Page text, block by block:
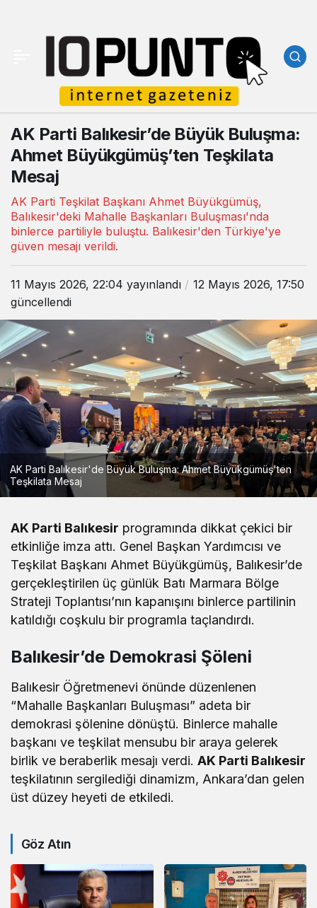
AK Parti Balıkesir’de Büyük Buluşma:
Ahmet Büyükgümüş’ten Teşkilata
Mesaj
AK Parti Teşkilat Başkanı Ahmet Büyükgümüş,
Balıkesir'deki Mahalle Başkanları Buluşması'nda
binlerce partiliyle buluştu. Balıkesir'den Türkiye'ye
güven mesajı verildi.
11 Mayıs 2026, 22:04 yayınlandı
12 Mayıs 2026, 17:50
güncellendi
AK Parti Balıkesir'de Büyük Buluşma: Ahmet Büyükgümüş'ten
Teşkilata Mesaj
AK Parti Balıkesir programında dikkat çekici bir
etkinliğe imza attı. Genel Başkan Yardımcısı ve
Teşkilat Başkanı Ahmet Büyükgümüş, Balıkesir’de
gerçekleştirilen üç günlük Batı Marmara Bölge
Strateji Toplantısı’nın kapanışını binlerce partilinin
katıldığı coşkulu bir programla taçlandırdı.
Balıkesir’de Demokrasi Şöleni
Balıkesir Öğretmenevi önünde düzenlenen
“Mahalle Başkanları Buluşması” adeta bir
demokrasi şölenine dönüştü. Binlerce mahalle
başkanı ve teşkilat mensubu bir araya gelerek
birlik ve beraberlik mesajı verdi.AK Parti Balıkesir
teşkilatının sergilediği dinamizm, Ankara’dan gelen
üst düzey heyeti de etkiledi.
Göz Atın